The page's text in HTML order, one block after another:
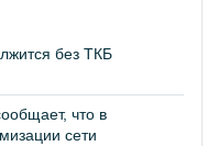
без ТКБ
что в
сети